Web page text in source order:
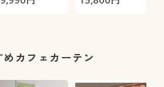
めカフェカーテン